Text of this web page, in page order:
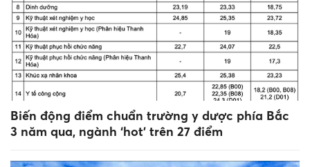
Biến động điểm chuẩn trường y dược phía Bắc
3 năm qua, ngành ‘hot’ trên 27 điểm